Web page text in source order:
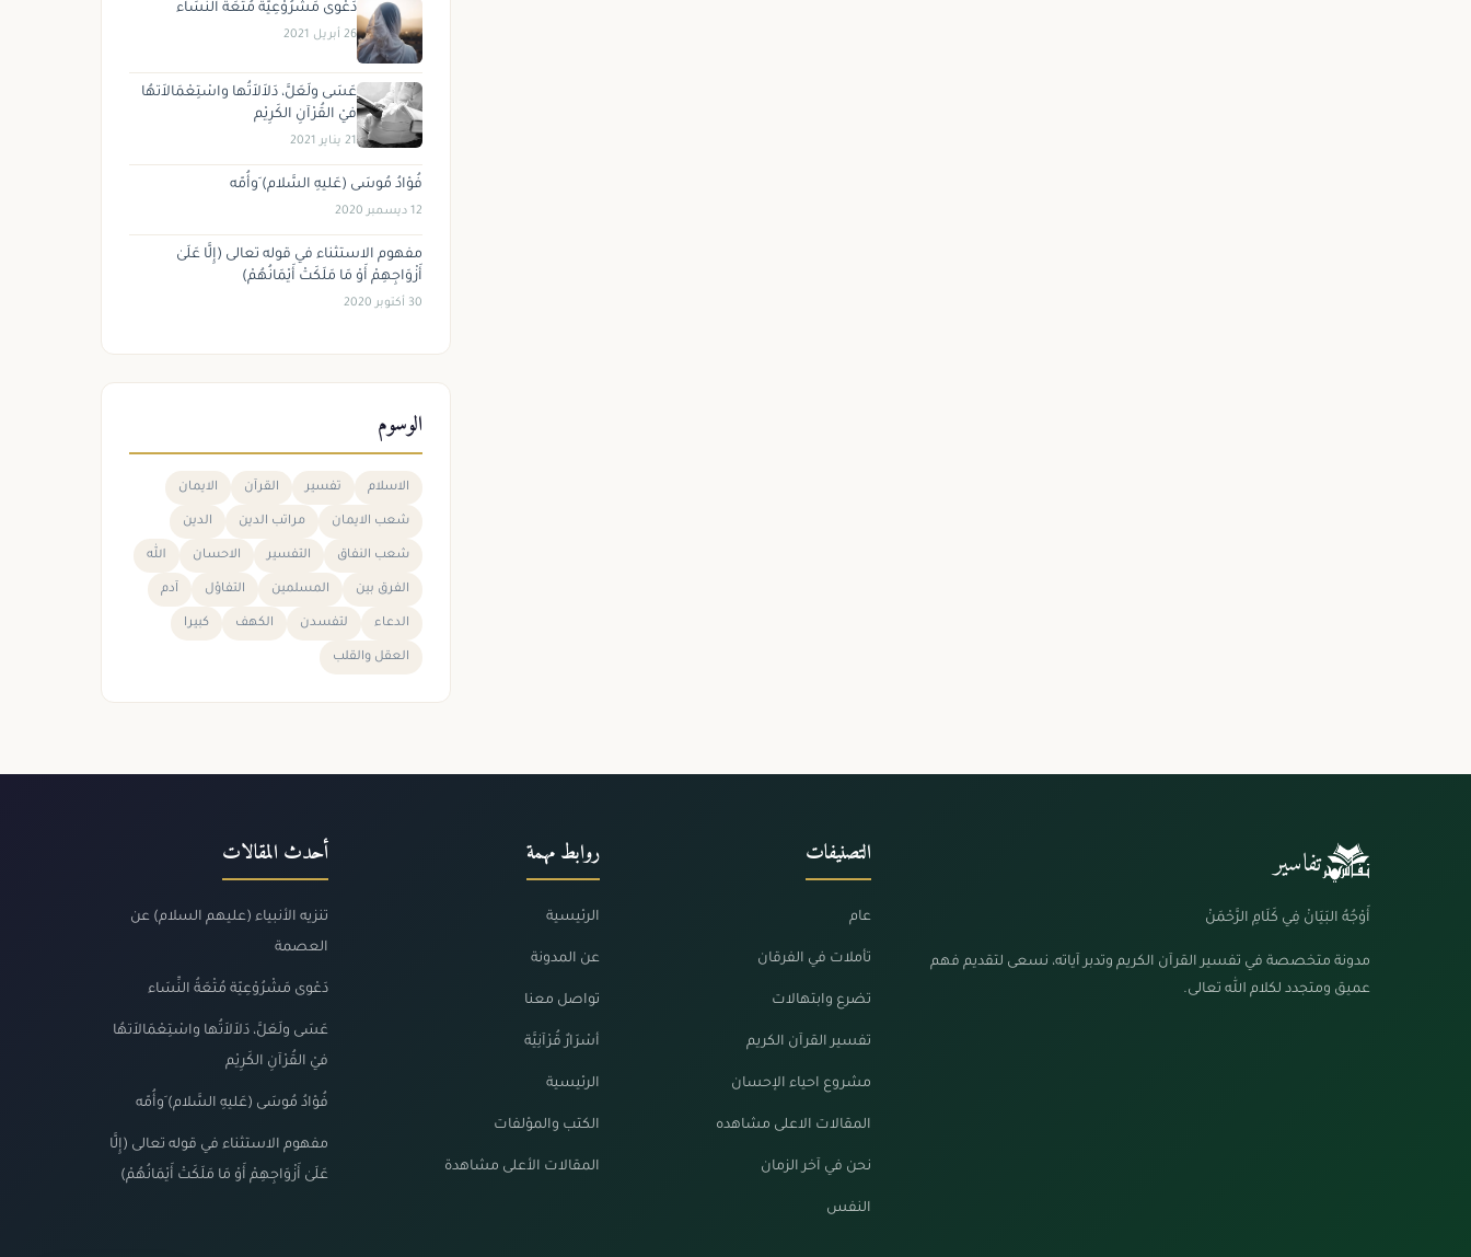
دَعْوى مَشْرُوْعِيّة مُتْعَةُ النِّسَاء
26 أبريل 2021
عَسَى ولَعَلَّ، دَلاَلاَتُها واسْتِعْمَالاَتهُا
فيْ القُرْآنِ الكَرِيْم
21 يناير 2021
فُؤادُ مُوسَى (عَليهِ السَّلام) َوأُمّه
12 ديسمبر 2020
مفهوم الاستثناء في قوله تعالى (إِلَّا عَلَىٰ
أَزْوَاجِهِمْ أَوْ مَا مَلَكَتْ أَيْمَانُهُمْ)
30 أكتوبر 2020
الوسوم
الاسلام تفسير القرآن الايمان
شعب الايمان مراتب الدين الدين
شعب النفاق التفسير الاحسان الله
الفرق بين المسلمين التفاؤل آدم
الدعاء لتفسدن الكهف كبيرا
العقل والقلب
تفاسير
أَوْجُهُ البَيَانْ فِي كَلَامِ الرَّحْمَنْ
مدونة متخصصة في تفسير القرآن الكريم وتدبر آياته، نسعى لتقديم فهم
عميق ومتجدد لكلام الله تعالى.
التصنيفات
عام
تأملات في الفرقان
تضرع وابتهالات
تفسير القرآن الكريم
مشروع احياء الإحسان
المقالات الاعلى مشاهده
نحن في آخر الزمان
النفس
روابط مهمة
الرئيسية
عن المدونة
تواصل معنا
أسْرَارٌ قُرْآنِيَّة
الرئيسية
الكتب والمؤلفات
المقالات الأعلى مشاهدة
أحدث المقالات
تنزيه الأنبياء (عليهم السلام) عن
العصمة
دَعْوى مَشْرُوْعِيّة مُتْعَةُ النِّسَاء
عَسَى ولَعَلَّ، دَلاَلاَتُها واسْتِعْمَالاَتهُا
فيْ القُرْآنِ الكَرِيْم
فُؤادُ مُوسَى (عَليهِ السَّلام) َوأُمّه
مفهوم الاستثناء في قوله تعالى (إِلَّا
عَلَىٰ أَزْوَاجِهِمْ أَوْ مَا مَلَكَتْ أَيْمَانُهُمْ)